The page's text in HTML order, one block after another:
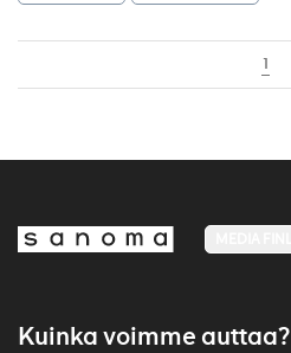
1
Kuinka voimme auttaa?